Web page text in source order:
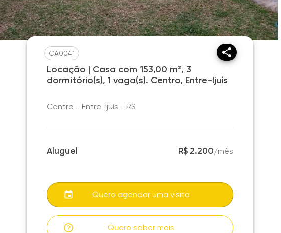
CA0041
Locação | Casa com 153,00 m², 3
dormitório(s), 1 vaga(s). Centro, Entre-Ijuís
Centro - Entre-Ijuís - RS
Aluguel R$ 2.200/mês
Quero agendar uma visita
Quero saber mais